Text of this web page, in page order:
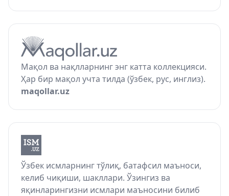
Мақол ва нақлларнинг энг катта коллекцияси.
Ҳар бир мақол учта тилда (ўзбек, рус, инглиз).
maqollar.uz
Ўзбек исмларнинг тўлиқ, батафсил маъноси,
келиб чиқиши, шакллари. Ўзингиз ва
яқинларингизни исмлари маъносини билиб